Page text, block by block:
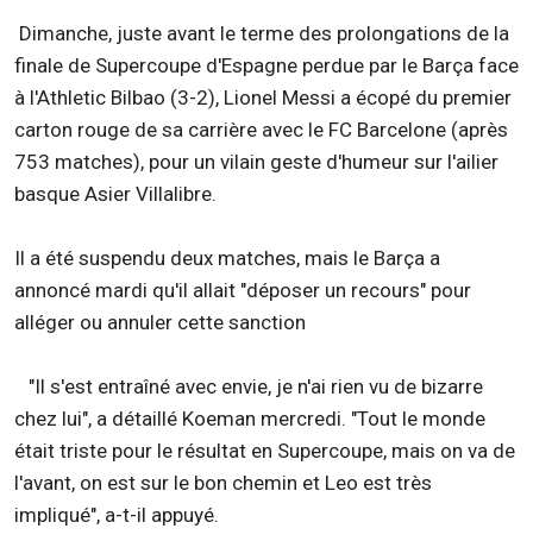
Dimanche, juste avant le terme des prolongations de la
finale de Supercoupe d'Espagne perdue par le Barça face
à l'Athletic Bilbao (3-2), Lionel Messi a écopé du premier
carton rouge de sa carrière avec le FC Barcelone (après
753 matches), pour un vilain geste d'humeur sur l'ailier
basque Asier Villalibre.
Il a été suspendu deux matches, mais le Barça a
annoncé mardi qu'il allait "déposer un recours" pour
alléger ou annuler cette sanction
"Il s'est entraîné avec envie, je n'ai rien vu de bizarre
chez lui", a détaillé Koeman mercredi. "Tout le monde
était triste pour le résultat en Supercoupe, mais on va de
l'avant, on est sur le bon chemin et Leo est très
impliqué", a-t-il appuyé.